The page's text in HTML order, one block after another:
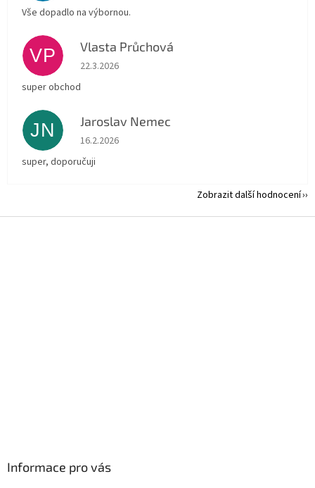
Vše dopadlo na výbornou.
VP Vlasta Průchová
Hodnocení obchodu je 5 z 5 hvězdiček.
22.3.2026
super obchod
JN Jaroslav Nemec
Hodnocení obchodu je 5 z 5 hvězdiček.
16.2.2026
super, doporučuji
Zobrazit další hodnocení
Informace pro vás